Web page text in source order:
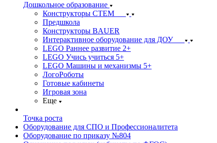
Дошкольное образование
Конструкторы СТЕМ
Предшкола
Конструкторы BAUER
Интерактивное оборудование для ДОУ
LEGO Раннее развитие 2+
LEGO Учись учиться 5+
LEGO Машины и механизмы 5+
ЛогоРоботы
Готовые кабинеты
Игровая зона
Еще
Точка роста
Оборудование для СПО и Профессионалитета
Оборудование по приказу №804